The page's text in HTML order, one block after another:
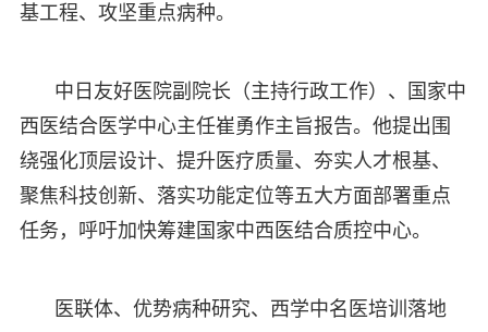
基工程、攻坚重点病种。
中日友好医院副院长（主持行政工作）、国家中
西医结合医学中心主任崔勇作主旨报告。他提出围
绕强化顶层设计、提升医疗质量、夯实人才根基、
聚焦科技创新、落实功能定位等五大方面部署重点
任务，呼吁加快筹建国家中西医结合质控中心。
医联体、优势病种研究、西学中名医培训落地